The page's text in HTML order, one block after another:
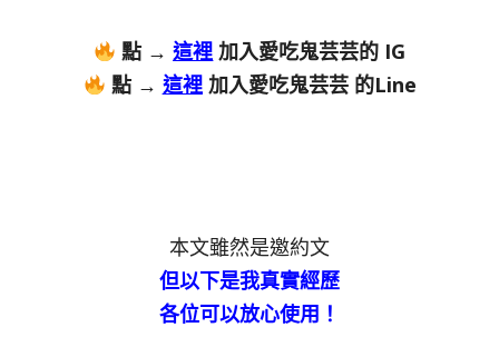
點 →這裡 加入愛吃鬼芸芸的 IG
點 → 這裡加入愛吃鬼芸芸 的Line
本文雖然是邀約文
但以下是我真實經歷
各位可以放心使用！